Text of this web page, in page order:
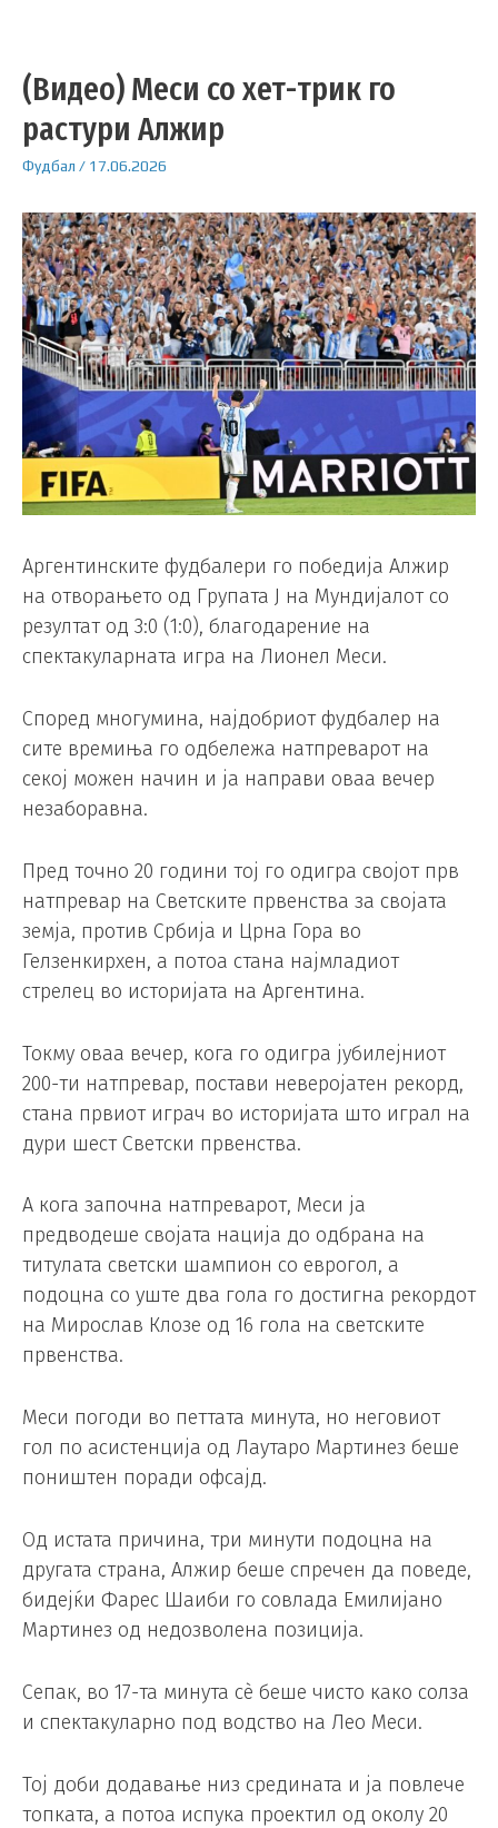
(Видео) Меси со хет-трик го
растури Алжир
Фудбал / 17.06.2026
Аргентинските фудбалери го победија Алжир
на отворањето од Групата Ј на Мундијалот со
резултат од 3:0 (1:0), благодарение на
спектакуларната игра на Лионел Меси.
Според многумина, најдобриот фудбалер на
сите времиња го одбележа натпреварот на
секој можен начин и ја направи оваа вечер
незаборавна.
Пред точно 20 години тој го одигра својот прв
натпревар на Светските првенства за својата
земја, против Србија и Црна Гора во
Гелзенкирхен, а потоа стана најмладиот
стрелец во историјата на Аргентина.
Токму оваа вечер, кога го одигра јубилејниот
200-ти натпревар, постави неверојатен рекорд,
стана првиот играч во историјата што играл на
дури шест Светски првенства.
А кога започна натпреварот, Меси ја
предводеше својата нација до одбрана на
титулата светски шампион со еврогол, а
подоцна со уште два гола го достигна рекордот
на Мирослав Клозе од 16 гола на светските
првенства.
Меси погоди во петтата минута, но неговиот
гол по асистенција од Лаутаро Мартинез беше
поништен поради офсајд.
Од истата причина, три минути подоцна на
другата страна, Алжир беше спречен да поведе,
бидејќи Фарес Шаиби го совлада Емилијано
Мартинез од недозволена позиција.
Сепак, во 17-та минута сè беше чисто како солза
и спектакуларно под водство на Лео Меси.
Тој доби додавање низ средината и ја повлече
топката, а потоа испука проектил од околу 20